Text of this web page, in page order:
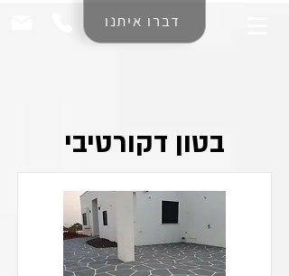
דברו איתנו
בטון דקורטיבי